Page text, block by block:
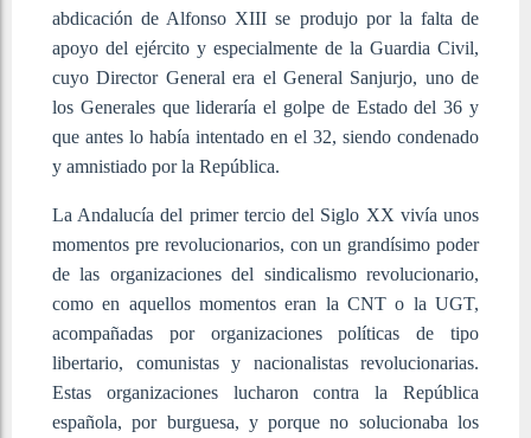
abdicación de Alfonso XIII se produjo por la falta de
apoyo del ejército y especialmente de la Guardia Civil,
cuyo Director General era el General Sanjurjo, uno de
los Generales que lideraría el golpe de Estado del 36 y
que antes lo había intentado en el 32, siendo condenado
y amnistiado por la República.
La Andalucía del primer tercio del Siglo XX vivía unos
momentos pre revolucionarios, con un grandísimo poder
de las organizaciones del sindicalismo revolucionario,
como en aquellos momentos eran la CNT o la UGT,
acompañadas por organizaciones políticas de tipo
libertario, comunistas y nacionalistas revolucionarias.
Estas organizaciones lucharon contra la República
española, por burguesa, y porque no solucionaba los